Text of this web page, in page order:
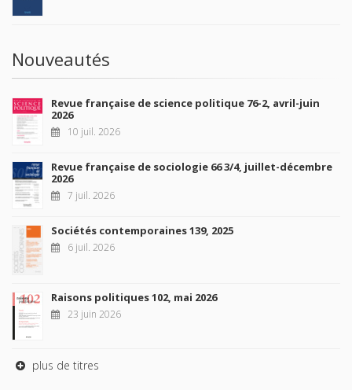
Nouveautés
Revue française de science politique 76-2, avril-juin
2026
10 juil. 2026
Revue française de sociologie 66 3/4, juillet-décembre
2026
7 juil. 2026
Sociétés contemporaines 139, 2025
6 juil. 2026
Raisons politiques 102, mai 2026
23 juin 2026
plus de titres